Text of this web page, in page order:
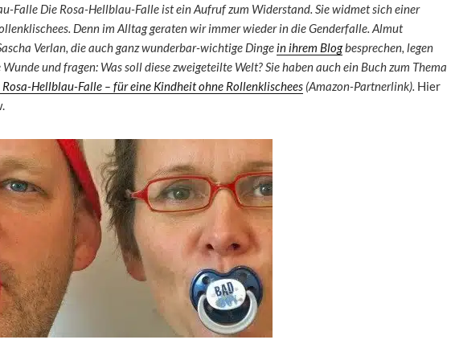
Falle Die Rosa-Hellblau-Falle ist ein Aufruf zum Widerstand. Sie widmet sich einer
Denn im Alltag geraten wir immer wieder in die Genderfalle. Almut
Verlan, die auch ganz wunderbar-wichtige Dingein ihrem Blogbesprechen, legen
und fragen: Was soll diese zweigeteilte Welt? Sie haben auch ein Buch zum Thema
Rosa-Hellblau-Falle – für eine Kindheit ohne Rollenklischees (Amazon-Partnerlink). Hier